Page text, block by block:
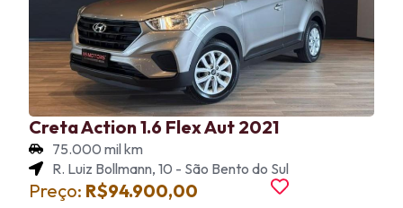
Creta Action 1.6 Flex Aut 2021
75.000 mil km
R. Luiz Bollmann, 10 - São Bento do Sul
Preço: R$94.900,00